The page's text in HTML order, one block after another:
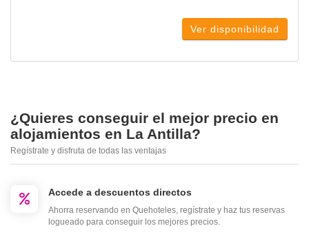
Ver disponibilidad
¿Quieres conseguir el mejor precio en
alojamientos en La Antilla?
Regístrate y disfruta de todas las ventajas
Accede a descuentos directos
Ahorra reservando en Quehoteles, regístrate y haz tus reservas
logueado para conseguir los mejores precios.